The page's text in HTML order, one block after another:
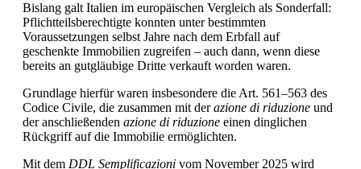
Bislang galt Italien im europäischen Vergleich als Sonderfall:
Pflichtteilsberechtigte konnten unter bestimmten
Voraussetzungen selbst Jahre nach dem Erbfall auf
geschenkte Immobilien zugreifen – auch dann, wenn diese
bereits an gutgläubige Dritte verkauft worden waren.
Grundlage hierfür waren insbesondere die Art. 561–563 des
Codice Civile, die zusammen mit derazione di riduzione und
der anschließenden azione di riduzione einen dinglichen
Rückgriff auf die Immobilie ermöglichten.
Mit dem DDL Semplificazioni vom November 2025 wird